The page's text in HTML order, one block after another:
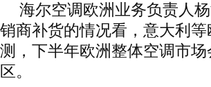
海尔空调欧洲业务负责人
销商补货的情况看，意大利
测，下半年欧洲整体空调市
区。